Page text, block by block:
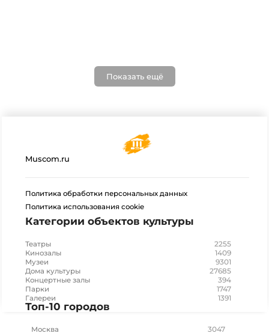
Показать ещё
Muscom.ru
Политика обработки персональных данных
Политика использования cookie
Категории объектов культуры
Театры 2255
Кинозалы 1409
Музеи 9301
Дома культуры 27685
Концертные залы 394
Парки 1747
Галереи 1391
Топ-10 городов
Москва 3047